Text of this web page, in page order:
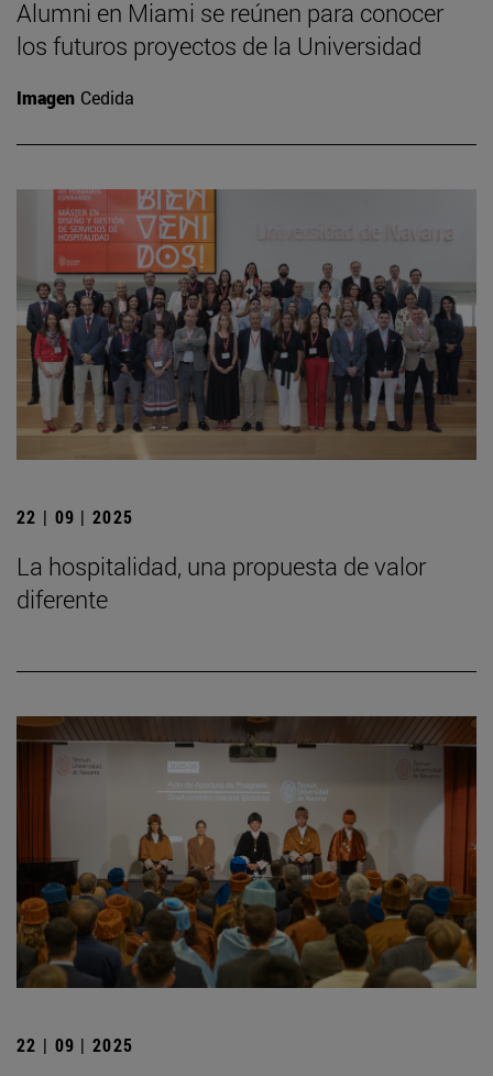
Alumni en Miami se reúnen para conocer
los futuros proyectos de la Universidad
Imagen Cedida
22 | 09 | 2025
La hospitalidad, una propuesta de valor
diferente
22 | 09 | 2025